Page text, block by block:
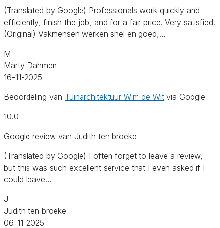
(Translated by Google) Professionals work quickly and
efficiently, finish the job, and for a fair price. Very satisfied.
(Original) Vakmensen werken snel en goed,…
M
Marty Dahmen
16-11-2025
Beoordeling van Tuinarchitektuur Wim de Wit via Google
10.0
Google review van Judith ten broeke
(Translated by Google) I often forget to leave a review,
but this was such excellent service that I even asked if I
could leave…
J
Judith ten broeke
06-11-2025